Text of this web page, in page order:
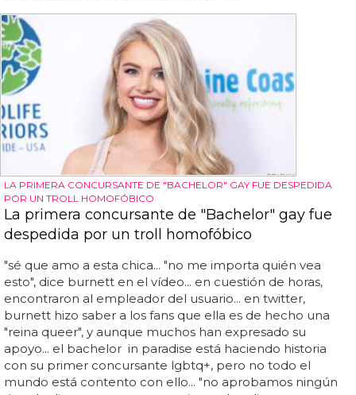
LA PRIMERA CONCURSANTE DE "BACHELOR" GAY FUE DESPEDIDA
POR UN TROLL HOMOFÓBICO
La primera concursante de "Bachelor" gay fue
despedida por un troll homofóbico
"sé que amo a esta chica... "no me importa quién vea
esto", dice burnett en el vídeo... en cuestión de horas,
encontraron al empleador del usuario... en twitter,
burnett hizo saber a los fans que ella es de hecho una
"reina queer", y aunque muchos han expresado su
apoyo... el bachelor in paradise está haciendo historia
con su primer concursante lgbtq+, pero no todo el
mundo está contento con ello... "no aprobamos ningún